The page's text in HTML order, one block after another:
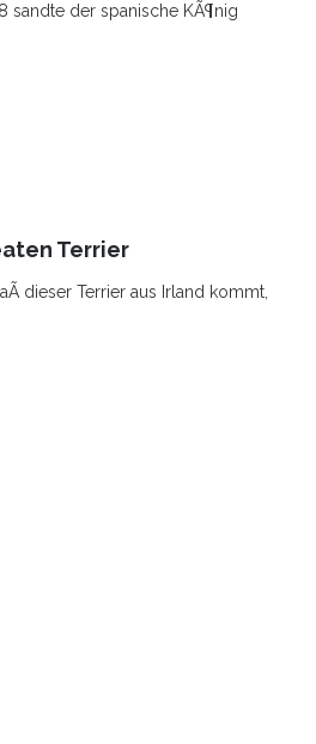
sandte der spanische KÃ¶nig
Terrier
dieser Terrier aus Irland kommt,